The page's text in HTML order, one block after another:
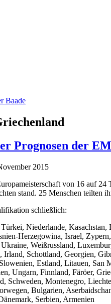
Prognosen der
2015
von 16 auf
stand. 25 Menschen teilten
schließlich:
Niederlande, Kasachstan,
Herzegowina, Israel,
Weißrussland,
Irland, Schottland, Georgien,
Estland, Litauen, San
Ungarn, Finnland, Färöer,
Schweden, Montenegro,
Bulgarien,
Serbien, Armenien